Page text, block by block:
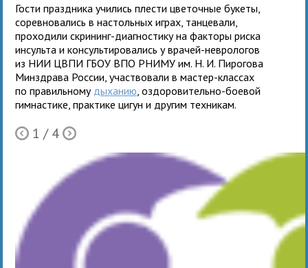
Гости праздника учились плести цветочные букеты,
соревновались в настольных играх, танцевали,
проходили скрининг-диагностику на факторы риска
инсульта и консультировались у врачей-неврологов
из НИИ ЦВПИ ГБОУ ВПО РНИМУ им. Н. И. Пирогова
Минздрава России, участвовали в мастер-классах
по правильному дыханию , оздоровительно-боевой
гимнастике, практике цигун и другим техникам.
Ò 1 / 4Õ